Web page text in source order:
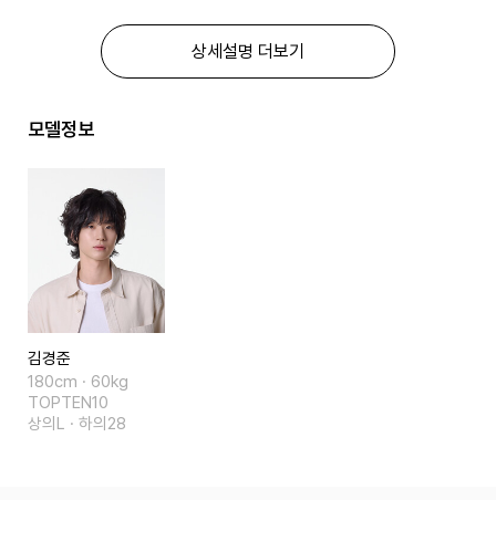
상세설명 더보기
모델정보
김경준
180cm · 60kg
TOPTEN10
상의L · 하의28